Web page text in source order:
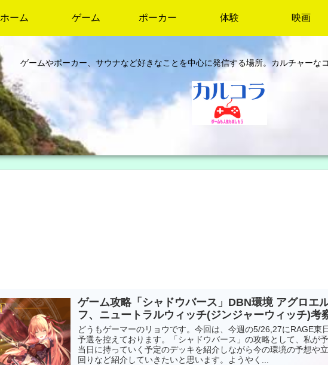
ゲームやポーカー、サウナなど好きなことを中心に発信する場所。カルチャーな
ホーム ゲーム ポーカー 体験 映画
ゲーム攻略「シャドウバース」DBN環境 アグロエ
フ、ニュートラルウィッチ(ジンジャーウィッチ)考
どうもゲーマーのリョウです。今回は、今週の5/26,27にRAGE東
予選を控えております。「シャドウバース」の攻略として、私が
当日に持っていく予定のデッキを紹介しながら今の環境の予想や
回りなど紹介していきたいと思います。ようやく...